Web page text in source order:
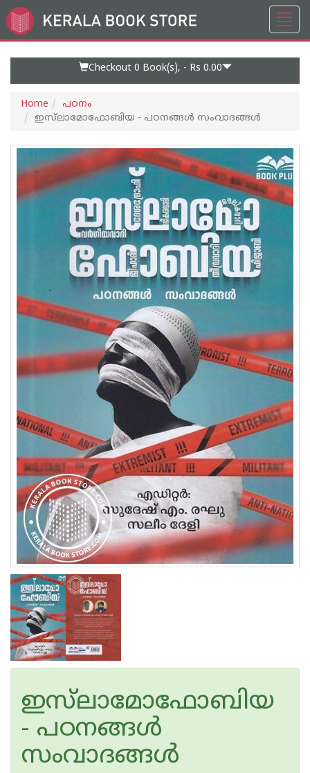
Go
to
Checkout 0 Book(s), - Rs 0.00
Home
പഠനം
ഇസ്‌ലാമോഫോബിയ - പഠനങ്ങൾ സംവാദങ്ങൾ
ഇസ്‌ലാമോഫോബിയ
- പഠനങ്ങൾ
സംവാദങ്ങൾ